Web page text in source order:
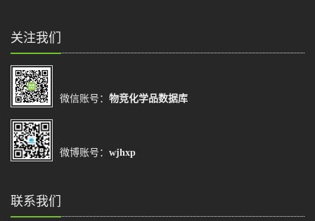
关注我们
微信账号： 物竞化学品数据库
微博账号： wjhxp
联系我们